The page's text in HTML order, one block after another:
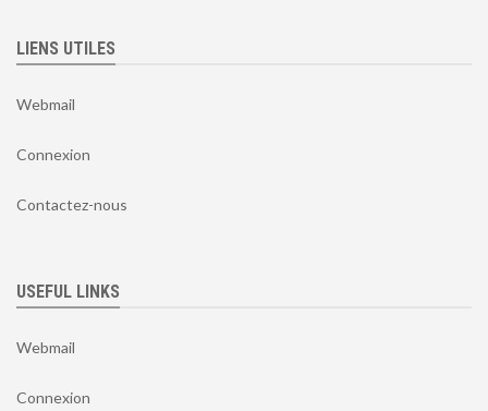
LIENS UTILES
Webmail
Connexion
Contactez-nous
USEFUL LINKS
Webmail
Connexion